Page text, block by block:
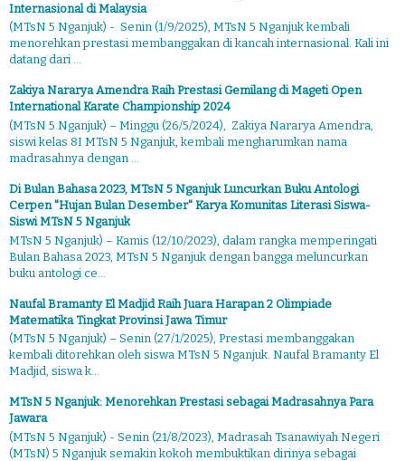
Internasional di Malaysia
(MTsN 5 Nganjuk) - Senin (1/9/2025), MTsN 5 Nganjuk kembali
menorehkan prestasi membanggakan di kancah internasional. Kali ini
datang dari ...
Zakiya Nararya Amendra Raih Prestasi Gemilang di Mageti Open
International Karate Championship 2024
(MTsN 5 Nganjuk) – Minggu (26/5/2024), Zakiya Nararya Amendra,
siswi kelas 8I MTsN 5 Nganjuk, kembali mengharumkan nama
madrasahnya dengan ...
Di Bulan Bahasa 2023, MTsN 5 Nganjuk Luncurkan Buku Antologi
Cerpen "Hujan Bulan Desember" Karya Komunitas Literasi Siswa-
Siswi MTsN 5 Nganjuk
MTsN 5 Nganjuk) – Kamis (12/10/2023), dalam rangka memperingati
Bulan Bahasa 2023, MTsN 5 Nganjuk dengan bangga meluncurkan
buku antologi ce...
Naufal Bramanty El Madjid Raih Juara Harapan 2 Olimpiade
Matematika Tingkat Provinsi Jawa Timur
(MTsN 5 Nganjuk) – Senin (27/1/2025), Prestasi membanggakan
kembali ditorehkan oleh siswa MTsN 5 Nganjuk. Naufal Bramanty El
Madjid, siswa k...
MTsN 5 Nganjuk: Menorehkan Prestasi sebagai Madrasahnya Para
Jawara
(MTsN 5 Nganjuk) - Senin (21/8/2023), Madrasah Tsanawiyah Negeri
(MTsN) 5 Nganjuk semakin kokoh membuktikan dirinya sebagai